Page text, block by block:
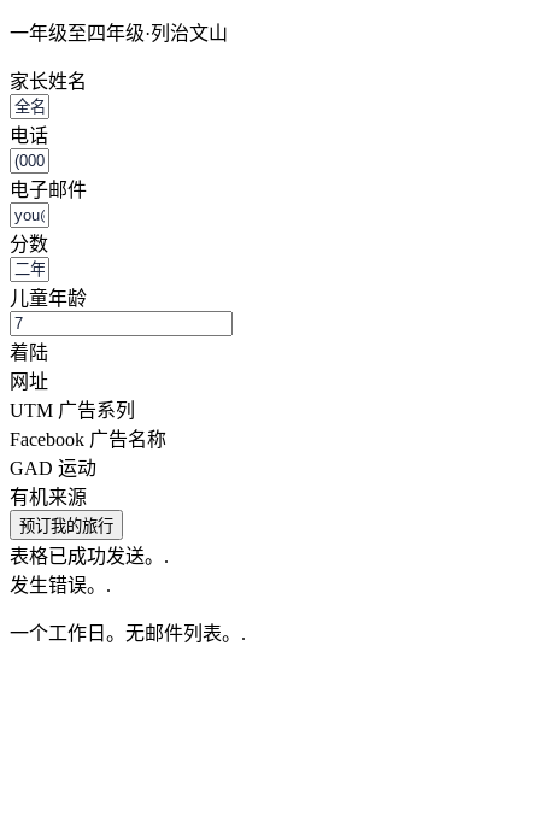
一年级至四年级·列治文山
家长姓名
电话
电子邮件
分数
儿童年龄
着陆
网址
UTM 广告系列
Facebook 广告名称
GAD 运动
有机来源
预订我的旅行
表格已成功发送。.
发生错误。.
一个工作日。无邮件列表。.